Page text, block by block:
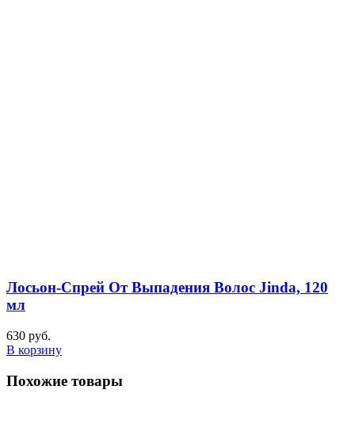
Лосьон-Спрей От Выпадения Волос Jinda, 120
мл
630 руб.
В корзину
Похожие товары